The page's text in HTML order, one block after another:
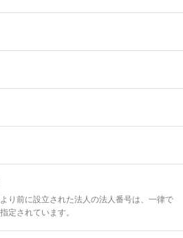
り前に設立された法人の法人番号は、一律で
定されています。